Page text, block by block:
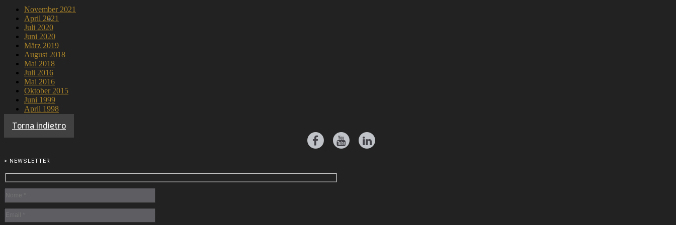
November 2021
April 2021
Juli 2020
Juni 2020
März 2019
August 2018
Mai 2018
Juli 2016
Mai 2016
Oktober 2015
Juni 1999
April 1998
Torna indietro
> NEWSLETTER